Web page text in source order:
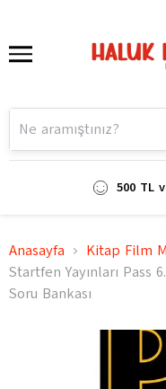
500 TL
Anasayfa
Kitap Film
Startfen Yayınları Pass
Soru Bankası